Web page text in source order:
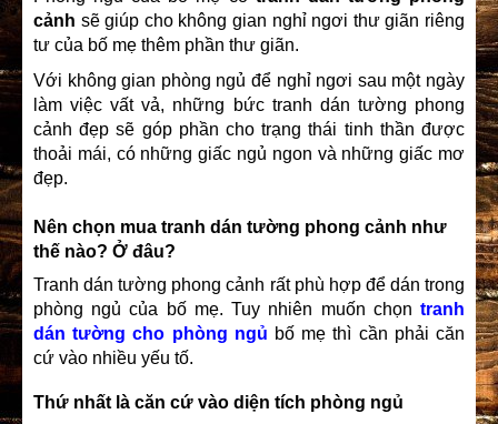
cảnh sẽ giúp cho không gian nghỉ ngơi thư giãn riêng
tư của bố mẹ thêm phần thư giãn.
Với không gian phòng ngủ để nghỉ ngơi sau một ngày
làm việc vất vả, những bức tranh dán tường phong
cảnh đẹp sẽ góp phần cho trạng thái tinh thần được
thoải mái, có những giấc ngủ ngon và những giấc mơ
đẹp.
Nên chọn mua tranh dán tường phong cảnh như
thế nào? Ở đâu?
Tranh dán tường phong cảnh rất phù hợp để dán trong
phòng ngủ của bố mẹ. Tuy nhiên muốn chọn tranh
dán tường cho phòng ngủ bố mẹ thì cần phải căn
cứ vào nhiều yếu tố.
Thứ nhất là căn cứ vào diện tích phòng ngủ